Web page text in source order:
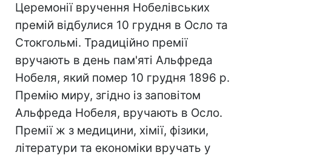
Церемонії вручення Нобелівських
премій відбулися 10 грудня в Осло та
Стокгольмі. Традиційно премії
вручають в день пам'яті Альфреда
Нобеля, який помер 10 грудня 1896 р.
Премію миру, згідно із заповітом
Альфреда Нобеля, вручають в Осло.
Премії ж з медицини, хімії, фізики,
літератури та економіки вручать у